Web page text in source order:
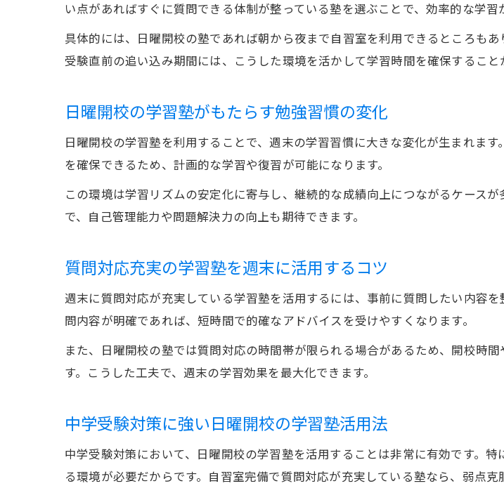
授業なしでも安心できる学習塾
授業なし塾の学習塾で自習
質問だけできる学習塾が日
自習室完備の学習塾が授業
中学受験生に人気な授業
中学受験目前に日曜開校塾が役
中学受験対策で日曜開校の
質問対応充実の学習塾で受
自習室利用時の質問対応が
い点があればすぐに質問できる体制が整っている塾を選ぶことで、効率的な学習
具体的には、日曜開校の塾であれば朝から夜まで自習室を利用できるところも
受験直前の追い込み期間には、こうした環境を活かして学習時間を確保すること
日曜開校の学習塾がもたらす勉強習慣の変化
日曜開校の学習塾を利用することで、週末の学習習慣に大きな変化が生まれま
を確保できるため、計画的な学習や復習が可能になります。
この環境は学習リズムの安定化に寄与し、継続的な成績向上につながるケース
で、自己管理能力や問題解決力の向上も期待できます。
質問対応充実の学習塾を週末に活用するコツ
週末に質問対応が充実している学習塾を活用するには、事前に質問したい内容
問内容が明確であれば、短時間で的確なアドバイスを受けやすくなります。
また、日曜開校の塾では質問対応の時間帯が限られる場合があるため、開校時
す。こうした工夫で、週末の学習効果を最大化できます。
中学受験対策に強い日曜開校の学習塾活用法
中学受験対策において、日曜開校の学習塾を活用することは非常に有効です。
る環境が必要だからです。自習室完備で質問対応が充実している塾なら、弱点克